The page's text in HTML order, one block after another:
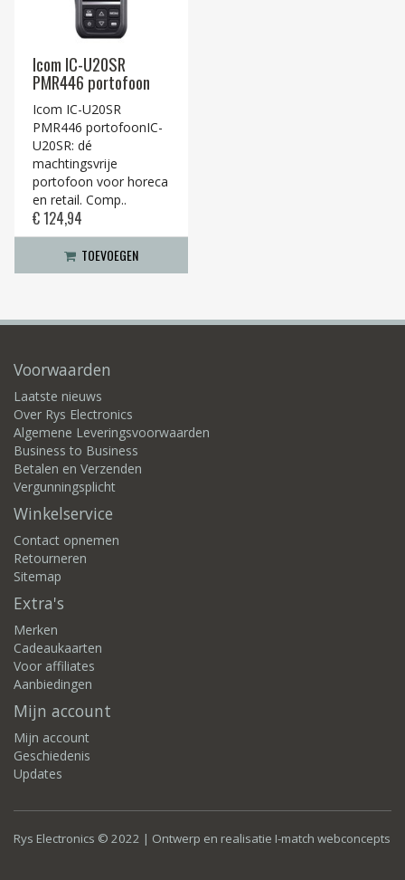
Icom IC-U20SR
PMR446 portofoon
Icom IC-U20SR
PMR446 portofoonIC-
U20SR: dé
machtingsvrije
portofoon voor horeca
en retail. Comp..
€ 124,94
TOEVOEGEN
Voorwaarden
Laatste nieuws
Over Rys Electronics
Algemene Leveringsvoorwaarden
Business to Business
Betalen en Verzenden
Vergunningsplicht
Winkelservice
Contact opnemen
Retourneren
Sitemap
Extra's
Merken
Cadeaukaarten
Voor affiliates
Aanbiedingen
Mijn account
Mijn account
Geschiedenis
Updates
Rys Electronics © 2022 | Ontwerp en realisatie I-match webconcepts